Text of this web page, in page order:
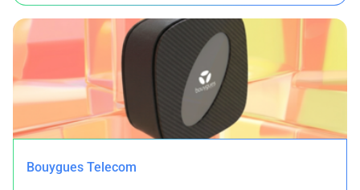
Bouygues Telecom